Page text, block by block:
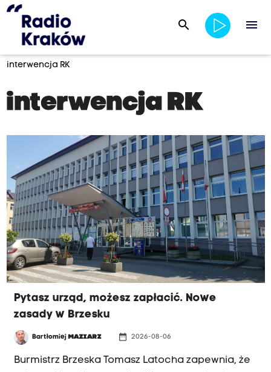
search menu
interwencja RK
interwencja RK
Pytasz urząd, możesz zapłacić. Nowe
zasady w Brzesku
Bartłomiej MAZIARZ date_range 2026-08-06
Burmistrz Brzeska Tomasz Latocha zapewnia, że